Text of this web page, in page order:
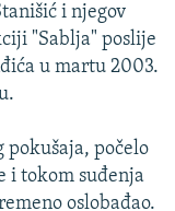
i njegov
"Sablja" poslije
u martu 2003.
pokušaja, počelo
i tokom suđenja
oslobađao.